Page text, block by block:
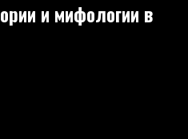
и мифологии в